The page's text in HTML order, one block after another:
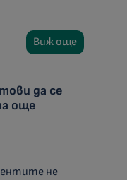
Виж още
да се
още
не